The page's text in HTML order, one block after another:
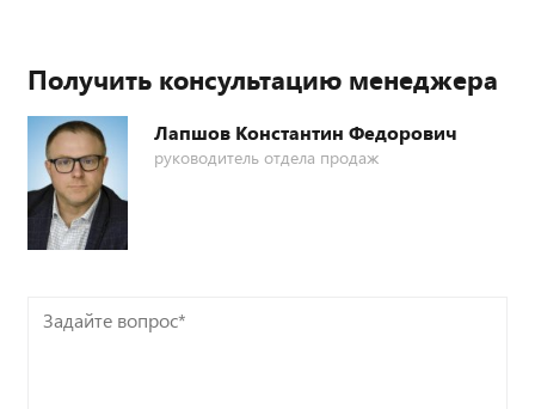
Получить консультацию менеджера
Лапшов Константин Федорович
руководитель отдела продаж
Задайте
вопрос*